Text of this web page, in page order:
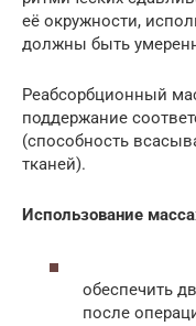
её окружности,
должны быть
Реабсорбционный
поддержание
(способность
тканей).
Использование
обеспечить
после